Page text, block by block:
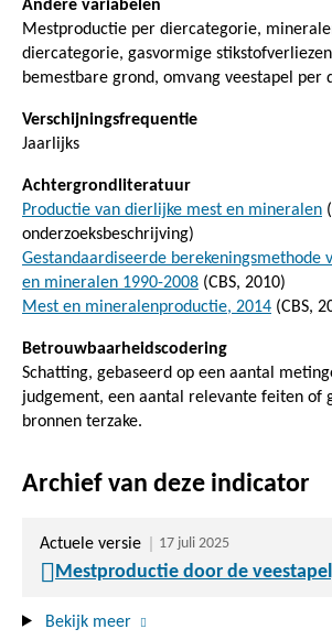
Andere variabelen
Mestproductie per diercategorie,
diercategorie, gasvormige
bemestbare grond, omvang veestapel per
Verschijningsfrequentie
Jaarlijks
Achtergrondliteratuur
Productie van dierlijke mest en mineralen
onderzoeksbeschrijving)
Gestandaardiseerde berekeningsmethode
en mineralen 1990-2008 (CBS, 2010)
Mest en mineralenproductie, 2014 (CBS,
Betrouwbaarheidscodering
Schatting, gebaseerd op een aantal
judgement, een aantal relevante feiten of
bronnen terzake.
Archief van deze indicator
Actuele versie 17 juli 2025
Mestproductie door de
Bekijk meer